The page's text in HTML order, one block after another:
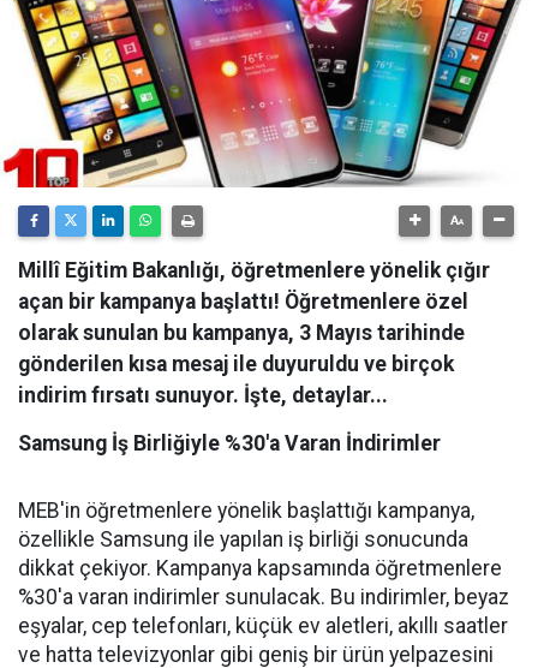
Millî Eğitim Bakanlığı, öğretmenlere yönelik çığır
açan bir kampanya başlattı! Öğretmenlere özel
olarak sunulan bu kampanya, 3 Mayıs tarihinde
gönderilen kısa mesaj ile duyuruldu ve birçok
indirim fırsatı sunuyor. İşte, detaylar...
Samsung İş Birliğiyle %30'a Varan İndirimler
MEB'in öğretmenlere yönelik başlattığı kampanya,
özellikle Samsung ile yapılan iş birliği sonucunda
dikkat çekiyor. Kampanya kapsamında öğretmenlere
%30'a varan indirimler sunulacak. Bu indirimler, beyaz
eşyalar, cep telefonları, küçük ev aletleri, akıllı saatler
ve hatta televizyonlar gibi geniş bir ürün yelpazesini